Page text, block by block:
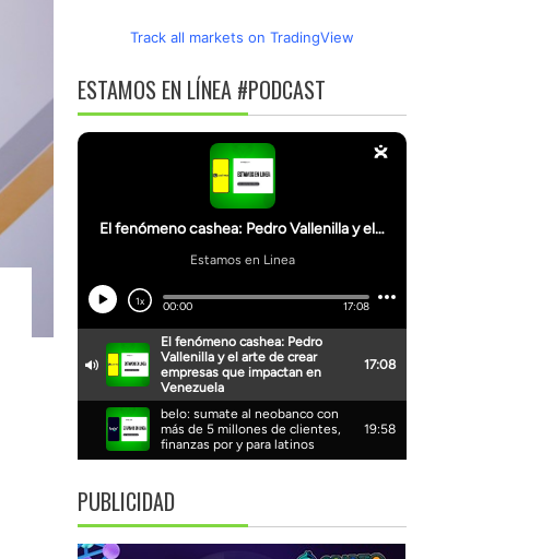
Track all markets on TradingView
ESTAMOS EN LÍNEA #PODCAST
PUBLICIDAD